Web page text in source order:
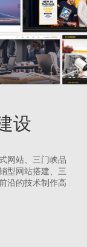
设
网站、三门峡品
型网站搭建、三
沿的技术制作高